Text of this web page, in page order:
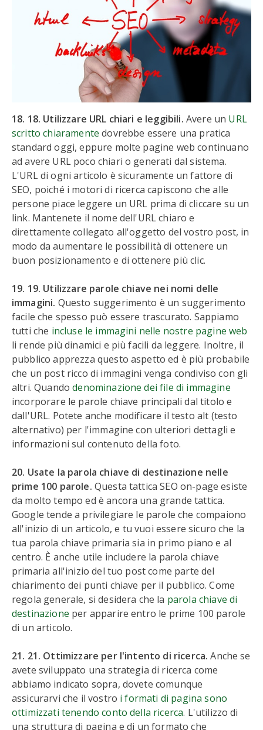
18. 18. Utilizzare URL chiari e leggibili. Avere un URL
scritto chiaramente dovrebbe essere una pratica
standard oggi, eppure molte pagine web continuano
ad avere URL poco chiari o generati dal sistema.
L'URL di ogni articolo è sicuramente un fattore di
SEO, poiché i motori di ricerca capiscono che alle
persone piace leggere un URL prima di cliccare su un
link. Mantenete il nome dell'URL chiaro e
direttamente collegato all'oggetto del vostro post, in
modo da aumentare le possibilità di ottenere un
buon posizionamento e di ottenere più clic.
19. 19. Utilizzare parole chiave nei nomi delle
immagini. Questo suggerimento è un suggerimento
facile che spesso può essere trascurato. Sappiamo
tutti che incluse le immagini nelle nostre pagine web
li rende più dinamici e più facili da leggere. Inoltre, il
pubblico apprezza questo aspetto ed è più probabile
che un post ricco di immagini venga condiviso con gli
altri. Quandodenominazione dei file di immagine
incorporare le parole chiave principali dal titolo e
dall'URL. Potete anche modificare il testo alt (testo
alternativo) per l'immagine con ulteriori dettagli e
informazioni sul contenuto della foto.
20. Usate la parola chiave di destinazione nelle
prime 100 parole. Questa tattica SEO on-page esiste
da molto tempo ed è ancora una grande tattica.
Google tende a privilegiare le parole che compaiono
all'inizio di un articolo, e tu vuoi essere sicuro che la
tua parola chiave primaria sia in primo piano e al
centro. È anche utile includere la parola chiave
primaria all'inizio del tuo post come parte del
chiarimento dei punti chiave per il pubblico. Come
regola generale, si desidera che la parola chiave di
destinazione per apparire entro le prime 100 parole
di un articolo.
21. 21. Ottimizzare per l'intento di ricerca.Anche se
avete sviluppato una strategia di ricerca come
abbiamo indicato sopra, dovete comunque
assicurarvi che il vostro i formati di pagina sono
ottimizzati tenendo conto della ricerca. L'utilizzo di
una struttura di pagina e di un formato che